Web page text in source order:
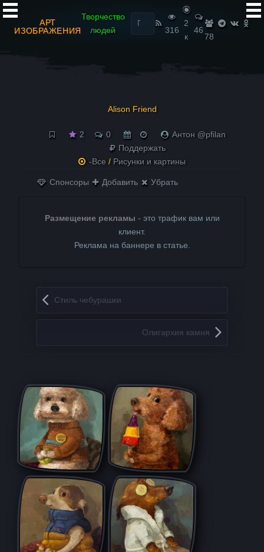
АРТ
ИЗОБРАЖЕНИЯ
Творчество
людей
Найти:
316
2
к
46
78
Alisοn Friеnd
2 0
Антон @pfilan
Поддержать
-Все / Рисунки и картины
Спонсоры Добавить Убрать
Размещение рекламы - это трафик вам или
клиент.
Реклама на баннере в статье.
Запись навигация
Стиль чебурашки
Олигархия камня